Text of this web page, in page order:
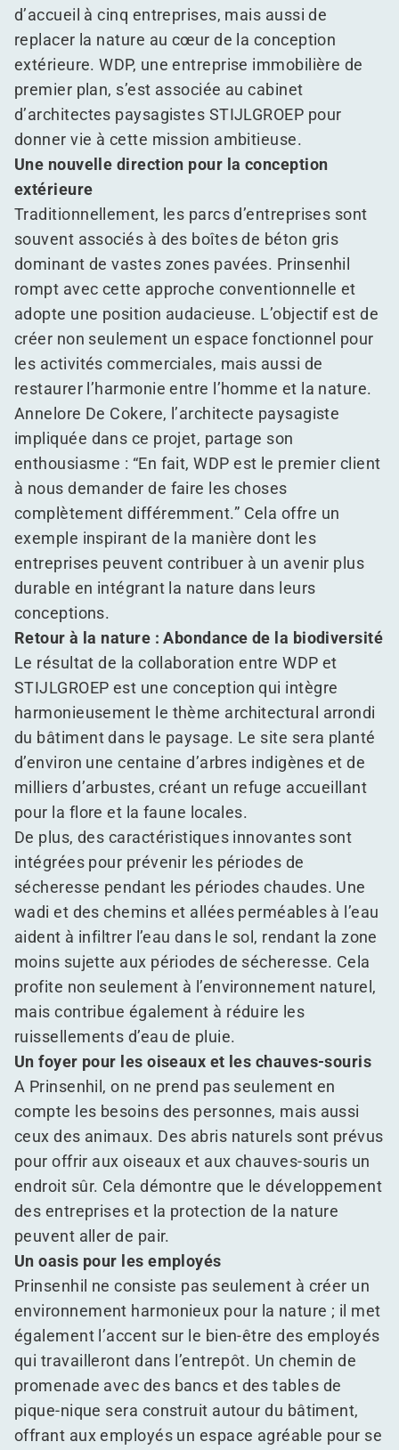
d’accueil à cinq entreprises, mais aussi de
replacer la nature au cœur de la conception
extérieure. WDP, une entreprise immobilière de
premier plan, s’est associée au cabinet
d’architectes paysagistes STIJLGROEP pour
donner vie à cette mission ambitieuse.
Une nouvelle direction pour la conception
extérieure
Traditionnellement, les parcs d’entreprises sont
souvent associés à des boîtes de béton gris
dominant de vastes zones pavées. Prinsenhil
rompt avec cette approche conventionnelle et
adopte une position audacieuse. L’objectif est de
créer non seulement un espace fonctionnel pour
les activités commerciales, mais aussi de
restaurer l’harmonie entre l’homme et la nature.
Annelore De Cokere, l’architecte paysagiste
impliquée dans ce projet, partage son
enthousiasme : “En fait, WDP est le premier client
à nous demander de faire les choses
complètement différemment.” Cela offre un
exemple inspirant de la manière dont les
entreprises peuvent contribuer à un avenir plus
durable en intégrant la nature dans leurs
conceptions.
Retour à la nature : Abondance de la biodiversité
Le résultat de la collaboration entre WDP et
STIJLGROEP est une conception qui intègre
harmonieusement le thème architectural arrondi
du bâtiment dans le paysage. Le site sera planté
d’environ une centaine d’arbres indigènes et de
milliers d’arbustes, créant un refuge accueillant
pour la flore et la faune locales.
De plus, des caractéristiques innovantes sont
intégrées pour prévenir les périodes de
sécheresse pendant les périodes chaudes. Une
wadi et des chemins et allées perméables à l’eau
aident à infiltrer l’eau dans le sol, rendant la zone
moins sujette aux périodes de sécheresse. Cela
profite non seulement à l’environnement naturel,
mais contribue également à réduire les
ruissellements d’eau de pluie.
Un foyer pour les oiseaux et les chauves-souris
A Prinsenhil, on ne prend pas seulement en
compte les besoins des personnes, mais aussi
ceux des animaux. Des abris naturels sont prévus
pour offrir aux oiseaux et aux chauves-souris un
endroit sûr. Cela démontre que le développement
des entreprises et la protection de la nature
peuvent aller de pair.
Un oasis pour les employés
Prinsenhil ne consiste pas seulement à créer un
environnement harmonieux pour la nature ; il met
également l’accent sur le bien-être des employés
qui travailleront dans l’entrepôt. Un chemin de
promenade avec des bancs et des tables de
pique-nique sera construit autour du bâtiment,
offrant aux employés un espace agréable pour se